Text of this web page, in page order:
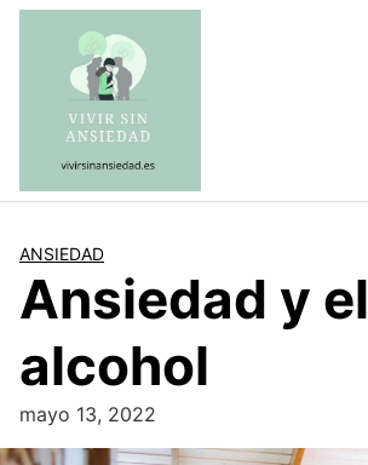
Saltar
contenido
ANSIEDAD
Ansiedad y el
alcohol
mayo 13, 2022